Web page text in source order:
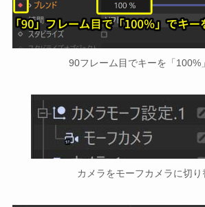
90フレーム目でキーを「100%
カメラをモーフカメラに切り